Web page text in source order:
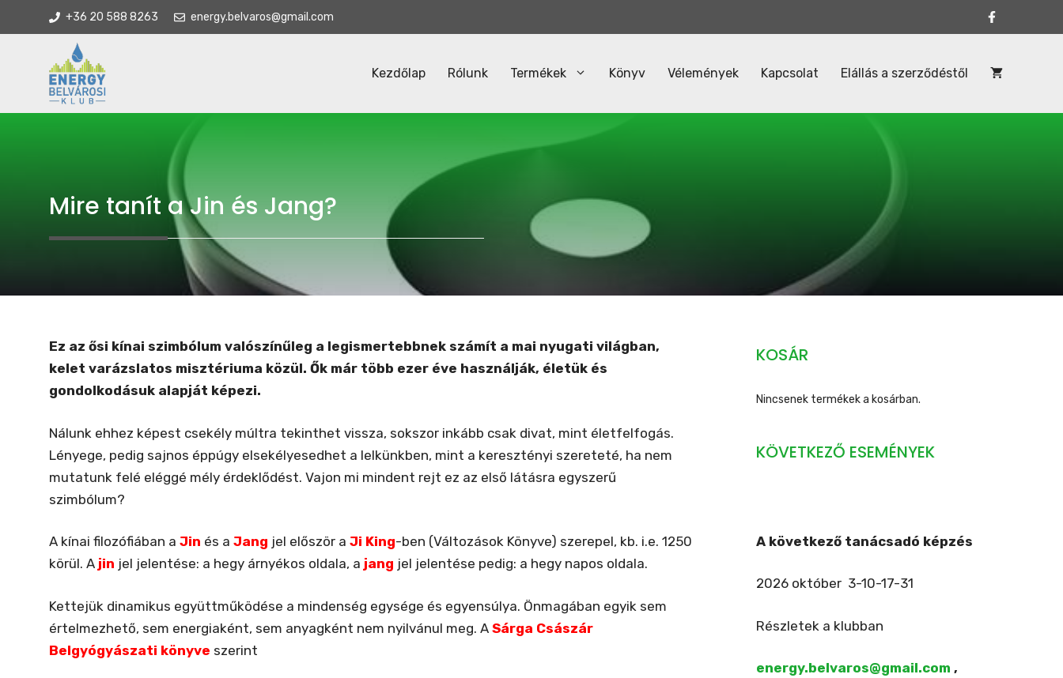
a
tartalomba
+36 20 588 8263 energy.belvaros@gmail.com
Kezdőlap Rólunk Termékek Könyv Vélemények Kapcsolat Elállás a szerződéstől
Mire tanít a Jin és Jang?
Ez az ősi kínai szimbólum valószínűleg a legismertebbnek számít a mai nyugati világban,
kelet varázslatos misztériuma közül. Ők már több ezer éve használják, életük és
gondolkodásuk alapját képezi.
Nálunk ehhez képest csekély múltra tekinthet vissza, sokszor inkább csak divat, mint életfelfogás.
Lényege, pedig sajnos éppúgy elsekélyesedhet a lelkünkben, mint a keresztényi szereteté, ha nem
mutatunk felé eléggé mély érdeklődést. Vajon mi mindent rejt ez az első látásra egyszerű
szimbólum?
A kínai filozófiában a Jin és a Jang jel először a Ji King-ben (Változások Könyve) szerepel, kb. i.e. 1250
körül. A jin jel jelentése: a hegy árnyékos oldala, a jang jel jelentése pedig: a hegy napos oldala.
Kettejük dinamikus együttműködése a mindenség egysége és egyensúlya. Önmagában egyik sem
értelmezhető, sem energiaként, sem anyagként nem nyilvánul meg. A Sárga Császár
Belgyógyászati könyve szerint
KOSÁR
Nincsenek termékek a kosárban.
KÖVETKEZŐ ESEMÉNYEK
A következő tanácsadó képzés
2026 október 3-10-17-31
Részletek a klubban
energy.belvaros@gmail.com ,